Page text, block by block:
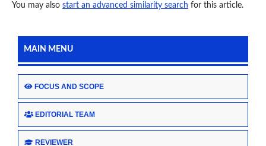
You may also start an advanced similarity search for this article.
MAIN MENU
FOCUS AND SCOPE
EDITORIAL TEAM
REVIEWER